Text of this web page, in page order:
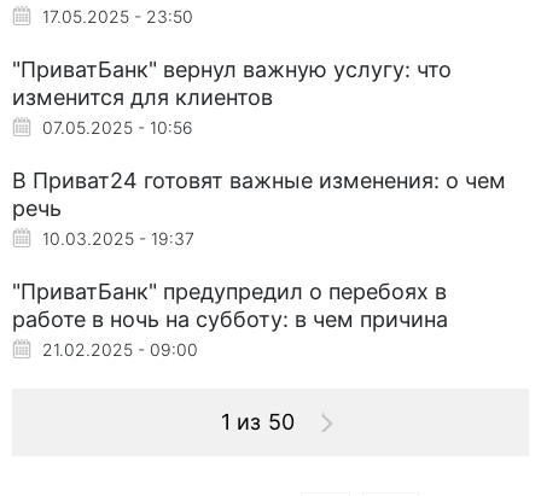
17.05.2025 - 23:50
"ПриватБанк" вернул важную услугу: что
изменится для клиентов
07.05.2025 - 10:56
В Приват24 готовят важные изменения: о чем
речь
10.03.2025 - 19:37
"ПриватБанк" предупредил о перебоях в
работе в ночь на субботу: в чем причина
21.02.2025 - 09:00
1 из 50